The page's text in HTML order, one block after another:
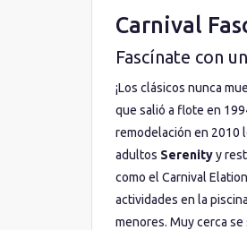
Carnival
Fascínate con
¡Los clásicos nunca
que salió a flote en
remodelación en 2010
adultos Serenityy
como el Carnival
actividades en la
menores. Muy cerca